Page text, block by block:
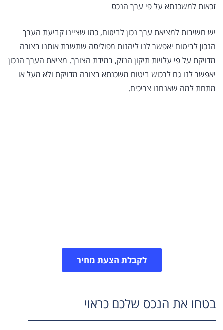
זכאות למשכנתא על פי ערך הנכס.
יש חשיבות למציאת ערך נכון לביטוח, כמו שציינו קביעת הערך
הנכון לביטוח יאפשר לנו ליהנות מפוליסה שתשרת אותנו בצורה
מדויקת על פי עלויות תיקון הנזק, במידת הצורך. מציאת הערך הנכון
יאפשר לנו גם לרכוש ביטוח משכנתא בצורה מדויקת ולא מעל או
מתחת למה שאנחנו צריכים.
לקבלת הצעת מחיר
בטחו את הנכס שלכם כראוי